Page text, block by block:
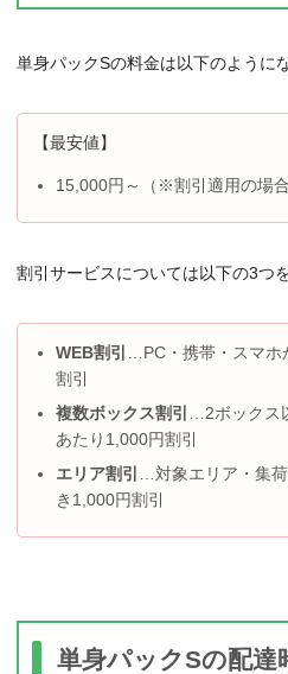
単身パックSの料金は以下のように
【最安値】
15,000円～（※割引適用の場合
割引サービスについては以下の3つ
WEB割引
…PC・携帯・スマ
割引
複数ボックス割引
…2ボックス
あたり1,000円割引
エリア割引
…対象エリア・集
き1,000円割引
単身パックSの配達